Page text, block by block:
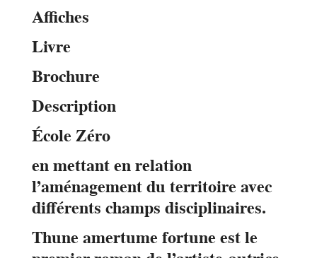
Affiches
Livre
Brochure
Description
École Zéro
en mettant en relation
l’aménagement du territoire avec
différents champs disciplinaires.
Thune amertume fortune est le